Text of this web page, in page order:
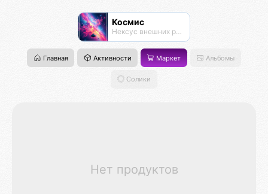
Космис
Нексус внешних рубежей
Главная Активности Маркет Альбомы
Солики
Нет продуктов